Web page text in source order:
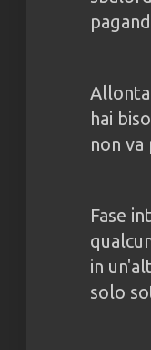
hai
non
Fase
in
solo